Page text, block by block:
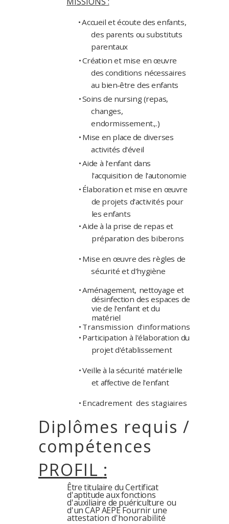
•Accueil etécoute des enfants,
des parents ou substituts
parentaux
•Création et mise en œuvre
des conditions nécessaires
au bien-être des enfants
•Soins de nursing(repas,
changes,
endormissement.,.)
• Mise en place de diverses
activités d'éveil
•Aide à l'enfant dans
l'acquisition de l'autonomie
• Élaboration et mise en œuvre
de projets d'activités pour
les enfants
•Aide à la prise de repas et
préparation des biberons
• Mise en œuvre des règles de
sécurité etd'hygiène
•Aménagement, nettoyage et
désinfection des espaces de
vie de l'enfant etdu
matériel
• Transmission d'informations
• Participation à l'élaboration du
projetd'établissement
•Veille à la sécurité matérielle
et affective de l'enfant
• Encadrement des stagiaires
Diplômes requis /
compétences
PROFIL :
Être titulaire duCertificat
d'aptitude aux fonctions
d'auxiliaire de puériculture ou
d'un CAP AEPEFournirune
attestation d'honorabilité